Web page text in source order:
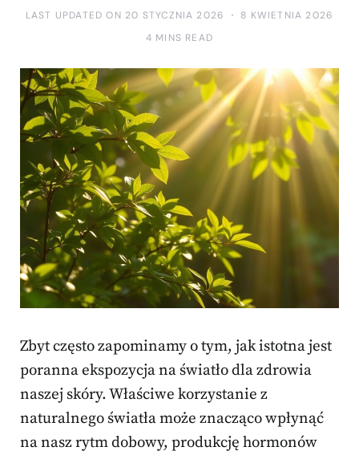
LAST UPDATED ON 20 STYCZNIA 2026
8 KWIETNIA 2026
4 MINS READ
Zbyt często zapominamy o tym, jak istotna jest
poranna ekspozycja na światło dla zdrowia
naszej skóry. Właściwe korzystanie z
naturalnego światła może znacząco wpłynąć
na nasz rytm dobowy, produkcję hormonów